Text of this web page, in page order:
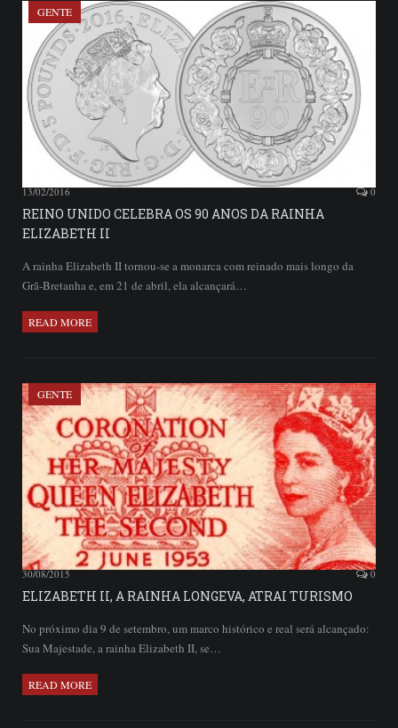
GENTE
13/02/2016 0
REINO UNIDO CELEBRA OS 90 ANOS DA RAINHA
ELIZABETH II
A rainha Elizabeth II tornou-se a monarca com reinado mais longo da
Grã-Bretanha e, em 21 de abril, ela alcançará…
READ MORE
GENTE
30/08/2015 0
ELIZABETH II, A RAINHA LONGEVA, ATRAI TURISMO
No próximo dia 9 de setembro, um marco histórico e real será alcançado:
Sua Majestade, a rainha Elizabeth II, se…
READ MORE